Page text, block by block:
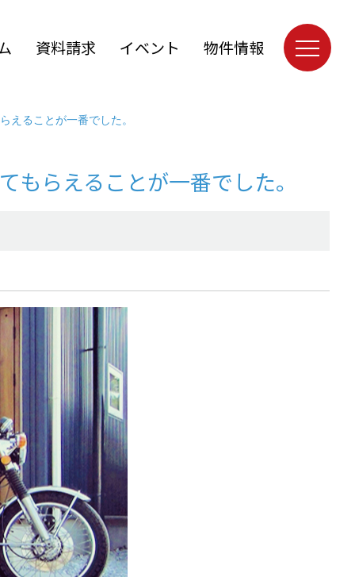
資料請求 イベント 物件情報
えることが一番でした。
らえることが一番でした。